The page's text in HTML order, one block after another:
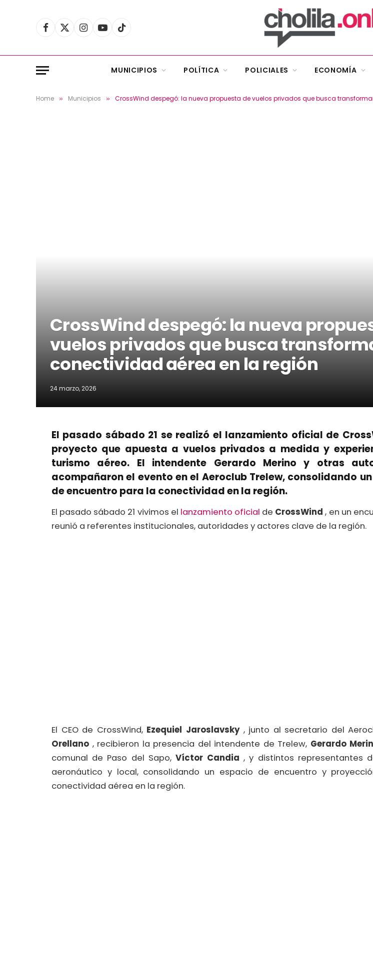
Facebook
X
Instagram
YouTubeTikTok
MUNICIPIOS POLÍTICA POLICIALES ECONOMÍA
Home » Municipios » CrossWind despegó: la nueva propuesta de vuelos privados que busca
CrossWind despegó: la nueva
vuelos privados que busca
conectividad aérea en la región
24 marzo, 2026
El pasado sábado 21 se realizó el lanzamiento oficial de
proyecto que apuesta a vuelos privados a medida y
turismo aéreo. El intendente Gerardo Merino y otras
acompañaron el evento en el Aeroclub Trelew, consolidando
de encuentro para la conectividad en la región.
El pasado sábado 21 vivimos el lanzamiento oficial de CrossWind , en un
reunió a referentes institucionales, autoridades y actores clave de la región.
El CEO de CrossWind, Ezequiel Jaroslavsky, junto al secretario del
Orellano , recibieron la presencia del intendente de Trelew, Gerardo
comunal de Paso del Sapo, Víctor Candia , y distintos representantes
aeronáutico y local, consolidando un espacio de encuentro y
conectividad aérea en la región.